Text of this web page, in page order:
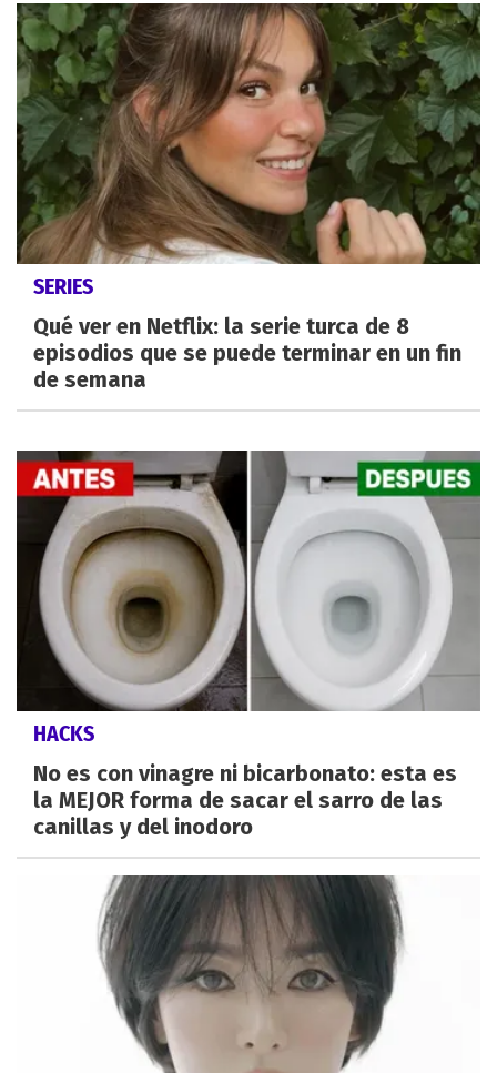
SERIES
Qué ver en Netflix: la serie turca de 8
episodios que se puede terminar en un fin
de semana
HACKS
No es con vinagre ni bicarbonato: esta es
la MEJOR forma de sacar el sarro de las
canillas y del inodoro